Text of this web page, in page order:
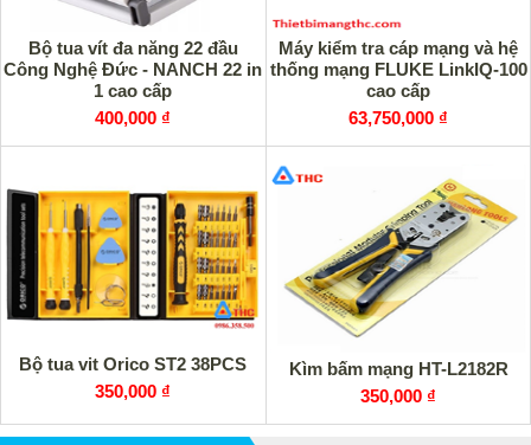
Bộ tua vít đa năng 22 đầu
Công Nghệ Đức - NANCH 22 in
1 cao cấp
400,000 ₫
Máy kiểm tra cáp mạng và hệ
thống mạng FLUKE LinkIQ-100
cao cấp
63,750,000 ₫
Bộ tua vit Orico ST2 38PCS
350,000 ₫
Kìm bấm mạng HT-L2182R
350,000 ₫